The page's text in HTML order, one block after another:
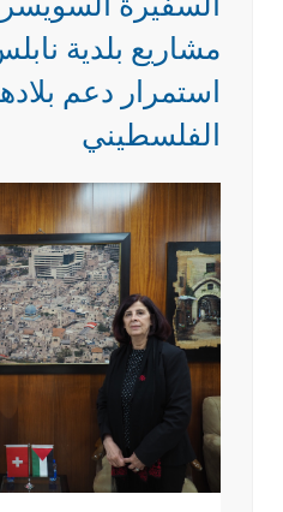
مشاريع بلدية
استمرار دعم
الفلسطيني